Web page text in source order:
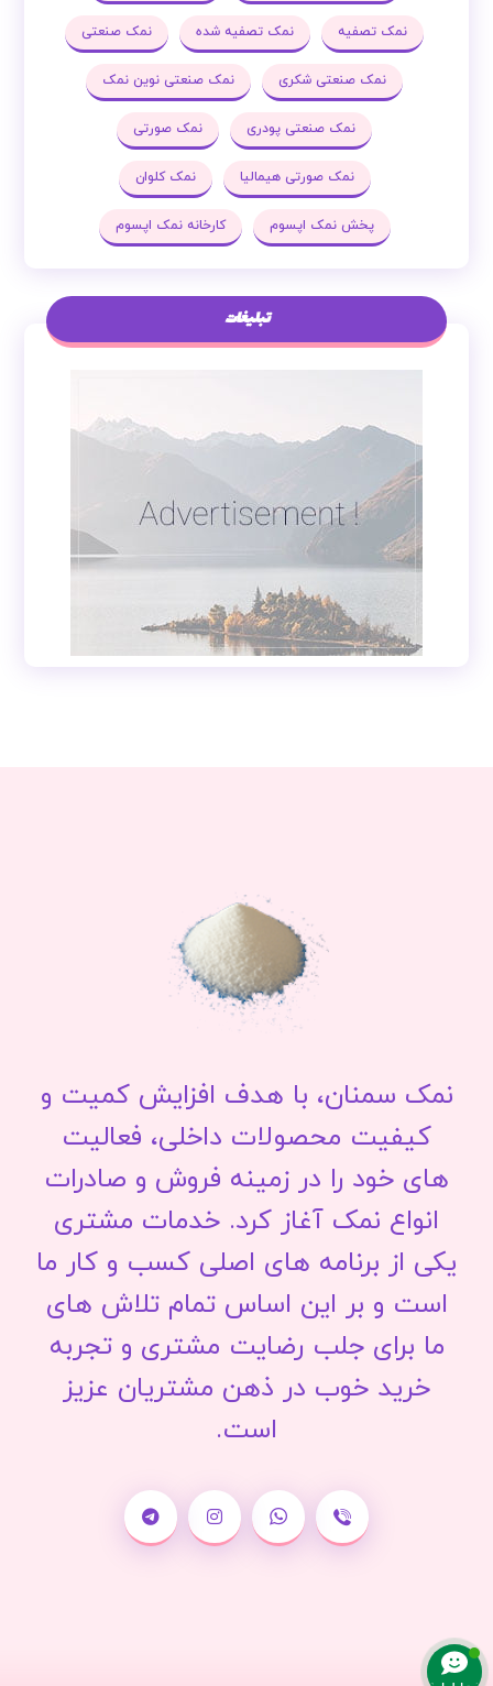
نمک تصفیه نمک تصفیه شده نمک صنعتی
نمک صنعتی شکری نمک صنعتی نوین نمک
نمک صنعتی پودری نمک صورتی
نمک صورتی هیمالیا نمک کلوان
پخش نمک اپسوم کارخانه نمک اپسوم
تبلیغات
نمک سمنان، با هدف افزایش کمیت و
کیفیت محصولات داخلی، فعالیت
های خود را در زمینه فروش و صادرات
انواع نمک آغاز کرد. خدمات مشتری
یکی از برنامه های اصلی کسب و کار ما
است و بر این اساس تمام تلاش های
ما برای جلب رضایت مشتری و تجربه
خرید خوب در ذهن مشتریان عزیز
است.